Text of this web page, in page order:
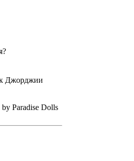
Джорджии
Paradise Dolls